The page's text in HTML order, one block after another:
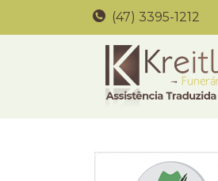
(47) 3395-1212